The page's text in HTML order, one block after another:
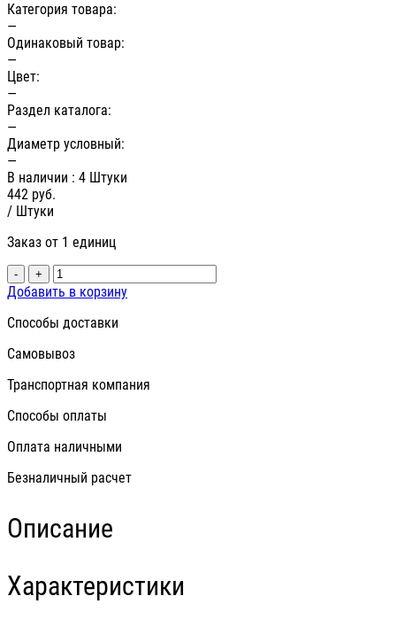
Категория товара:
—
Одинаковый товар:
—
Цвет:
—
Раздел каталога:
—
Диаметр условный:
—
В наличии : 4 Штуки
442 руб.
/ Штуки
Заказ от 1 единиц
- +
Добавить в корзину
Способы доставки
Самовывоз
Транспортная компания
Способы оплаты
Оплата наличными
Безналичный расчет
Описание
Характеристики